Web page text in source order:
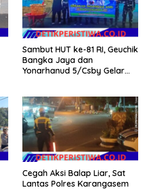
Sambut HUT ke-81 RI, Geuchik
Bangka Jaya dan
Yonarhanud 5/Csby Gelar
Cegah Aksi Balap Liar, Sat
Lantas Polres Karangasem